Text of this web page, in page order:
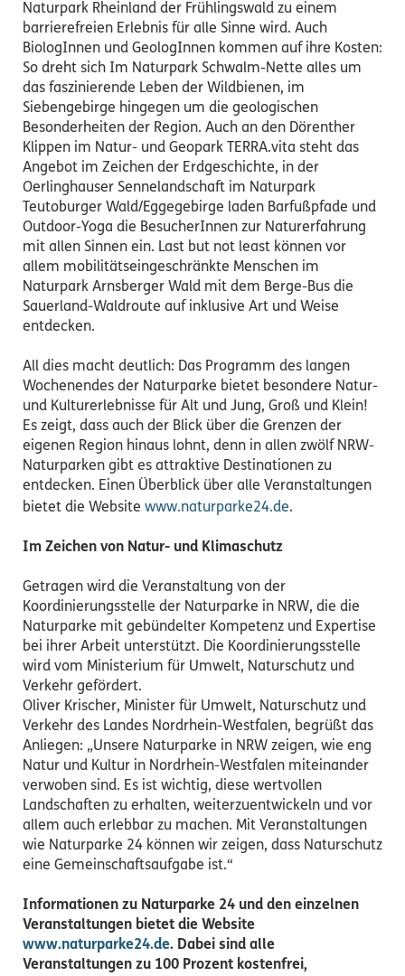
Naturpark Rheinland der Frühlingswald zu einem
barrierefreien Erlebnis für alle Sinne wird. Auch
BiologInnen und GeologInnen kommen auf ihre Kosten:
So dreht sich Im Naturpark Schwalm-Nette alles um
das faszinierende Leben der Wildbienen, im
Siebengebirge hingegen um die geologischen
Besonderheiten der Region. Auch an den Dörenther
Klippen im Natur- und Geopark TERRA.vita steht das
Angebot im Zeichen der Erdgeschichte, in der
Oerlinghauser Sennelandschaft im Naturpark
Teutoburger Wald/Eggegebirge laden Barfußpfade und
Outdoor-Yoga die BesucherInnen zur Naturerfahrung
mit allen Sinnen ein. Last but not least können vor
allem mobilitätseingeschränkte Menschen im
Naturpark Arnsberger Wald mit dem Berge-Bus die
Sauerland-Waldroute auf inklusive Art und Weise
entdecken.
All dies macht deutlich: Das Programm des langen
Wochenendes der Naturparke bietet besondere Natur-
und Kulturerlebnisse für Alt und Jung, Groß und Klein!
Es zeigt, dass auch der Blick über die Grenzen der
eigenen Region hinaus lohnt, denn in allen zwölf NRW-
Naturparken gibt es attraktive Destinationen zu
entdecken. Einen Überblick über alle Veranstaltungen
bietet die Website www.naturparke24.de.
Im Zeichen von Natur- und Klimaschutz
Getragen wird die Veranstaltung von der
Koordinierungsstelle der Naturparke in NRW, die die
Naturparke mit gebündelter Kompetenz und Expertise
bei ihrer Arbeit unterstützt. Die Koordinierungsstelle
wird vom Ministerium für Umwelt, Naturschutz und
Verkehr gefördert.
Oliver Krischer, Minister für Umwelt, Naturschutz und
Verkehr des Landes Nordrhein-Westfalen, begrüßt das
Anliegen: „Unsere Naturparke in NRW zeigen, wie eng
Natur und Kultur in Nordrhein-Westfalen miteinander
verwoben sind. Es ist wichtig, diese wertvollen
Landschaften zu erhalten, weiterzuentwickeln und vor
allem auch erlebbar zu machen. Mit Veranstaltungen
wie Naturparke 24 können wir zeigen, dass Naturschutz
eine Gemeinschaftsaufgabe ist.“
Informationen zu Naturparke 24 und den einzelnen
Veranstaltungen bietet die Website
www.naturparke24.de. Dabei sind alle
Veranstaltungen zu 100 Prozent kostenfrei,